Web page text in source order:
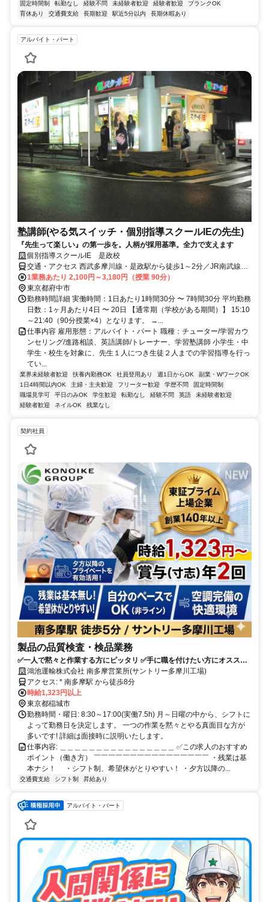
固定時間制 転勤なし 経験不問 未経験者歓迎 経験者歓迎
ブランクOK
育休あり
交通費支給 長期歓迎 駅近5分以内 長期休暇あり
アルバイト・パート
塾講師(やる気スイッチ・個別指導スクールIEの先生)
『先生って楽しい』の第一歩を。人柄が採用基準。全力で支えます
個別指導スクールIE 是政校
交通・アクセス 西武多摩川線・是政駅から徒歩1～2分／JR南武線・
南多摩駅から徒歩9～10分
1業務あたり 2,100円～3,180円（授業 90分）
東京都府中市
勤務時間詳細 実働時間：1日あたり1時間30分 〜 7時間30分 平均勤務
日数：1ヶ月あたり4日 〜 20日 【通常期（学校がある期間）】 15:10
～21:40（90分授業×4）となります。 →...
仕事内容 雇用形態：アルバイト・パート 職種：チューター/学習カウ
ンセリング/進路相談、英語講師/トレーナー、学習塾講師 小学生・中
学生・校生を対象に、先生１人につき生徒２人までの学習指導を行っ
てい...
業界未経験者歓迎 扶養内勤務OK 社員登用あり 週1日からOK
副業・WワークOK
1日4時間以内OK
主婦・主夫歓迎 フリーター歓迎 学歴不問
固定時間制
職場見学可
平日のみOK 学生歓迎 転勤なし 経験不問 英語
未経験者歓迎
経験者歓迎
ネイルOK 残業なし
契約社員
製品の品質検査・検品業務
✅一人で黙々と作業する方にピッタリ ✅手に職を付けたい方にオススメ
✅テーブル作業で初心者も安心 ✅経験・年齢不問 ✅東証プライム上場の
安定企業
鴻池運輸株式会社 南多摩営業所(サントリー多摩川工場)
アクセス: * 南多摩駅 から徒歩8分
時給1,323円以上
東京都稲城市
勤務時間・曜日: 8:30～17:00(実働7.5h) 月～日曜の中から、シフトに
よって勤務日を決定します。 一つの作業を黙々とやる真面目な方が
多いです! 詳細は面接時に説明いたします。
仕事内容: ＿＿＿＿＿＿＿＿＿＿＿＿＿＿＿＿ ✅この求人のおすすめ
ポイント（働き方） ￣￣￣￣￣￣￣￣￣￣￣￣￣￣￣￣ ・残業は基
本ナシ！ ・シフト制、希望休がとりやすい！ ・夕方以降の...
交通費支給 シフト制 昇給あり
アルバイト・パート